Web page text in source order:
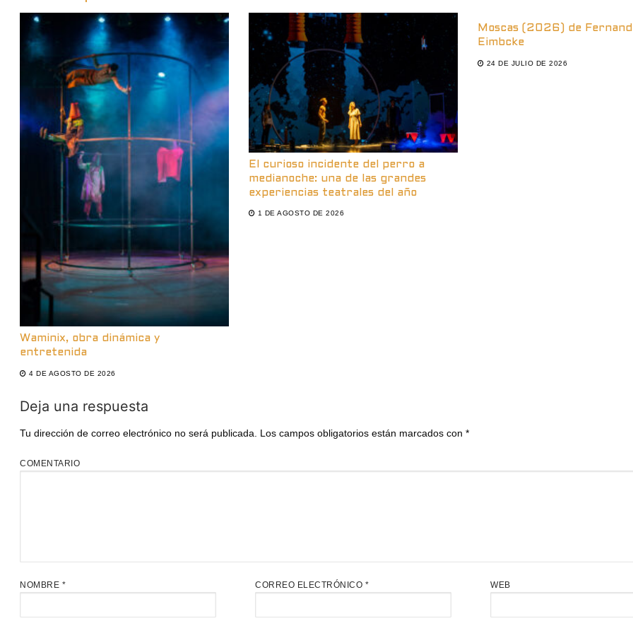
Waminix, obra dinámica y
entretenida
4 DE AGOSTO DE 2026
El curioso incidente del perro a
medianoche: una de las grandes
experiencias teatrales del año
1 DE AGOSTO DE 2026
Moscas (2026) de
Eimbcke
24 DE JULIO DE 2026
Deja una respuesta
Tu dirección de correo electrónico no será publicada. Los campos obligatorios están marcados con *
COMENTARIO
NOMBRE * CORREO ELECTRÓNICO * WEB